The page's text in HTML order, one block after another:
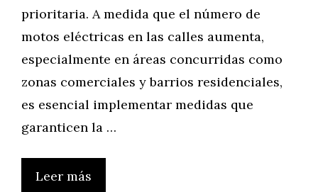
prioritaria. A medida que el número de
motos eléctricas en las calles aumenta,
especialmente en áreas concurridas como
zonas comerciales y barrios residenciales,
es esencial implementar medidas que
garanticen la …
Leer más